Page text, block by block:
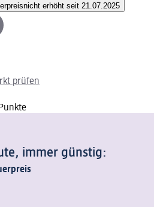
nicht erhöht seit 21.07.2025
prüfen
immer günstig: